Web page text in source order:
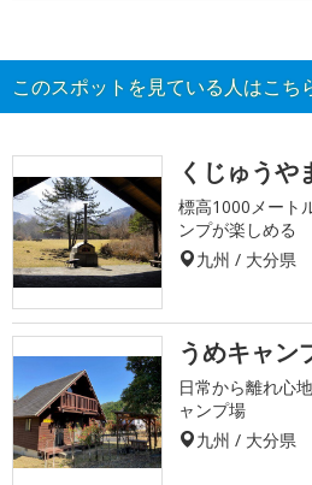
このスポットを見ている人はこち
くじゅうや
標高1000メート
ンプが楽しめる
九州 / 大分県
うめキャン
日常から離れ心
ャンプ場
九州 / 大分県